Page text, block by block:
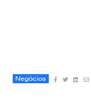
Negócios